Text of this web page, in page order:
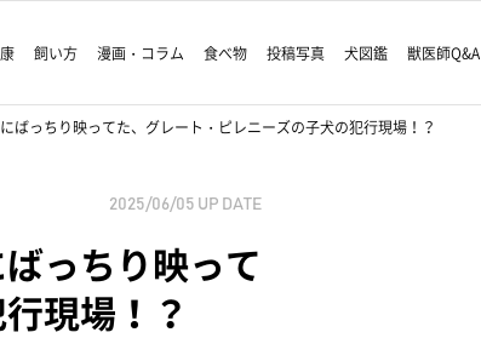
飼い方 漫画・コラム 食べ物 投稿写真 犬図鑑 獣医師Q&A
っちり映ってた、グレート・ピレニーズの子犬の犯行現場！？
2025/06/05 UP DATE
っちり映って
現場！？